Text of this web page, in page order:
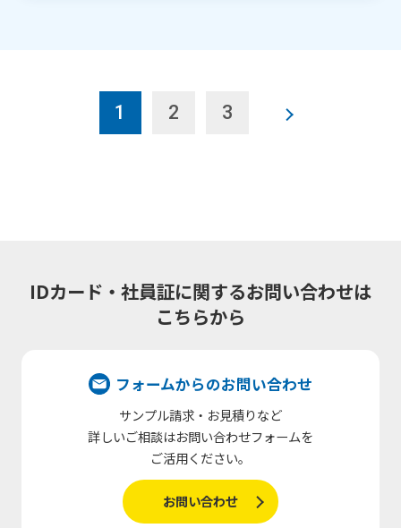
1 2
3
IDカード・社員証に関するお問い合わせは
こちらから
フォームからのお問い合わせ
サンプル請求・お見積りなど
詳しいご相談はお問い合わせフォームを
ご活用ください。
お問い合わせ